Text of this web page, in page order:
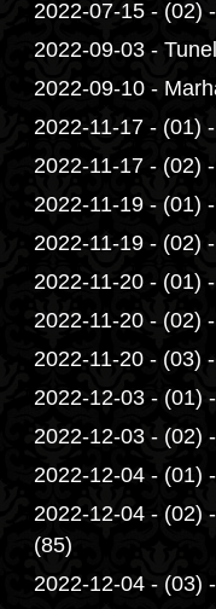
2022-07-15 - (02)
2022-09-03 -
2022-09-10 -
2022-11-17 - (01)
2022-11-17 - (02)
2022-11-19 - (01)
2022-11-19 - (02)
2022-11-20 - (01)
2022-11-20 - (02)
2022-11-20 - (03)
2022-12-03 - (01)
2022-12-03 - (02)
2022-12-04 - (01)
2022-12-04 - (02)
(85)
2022-12-04 - (03)